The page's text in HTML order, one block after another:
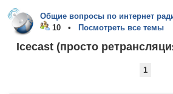
Общие вопросы по интернет
10 •
Посмотреть все темы
Icecast (просто
1